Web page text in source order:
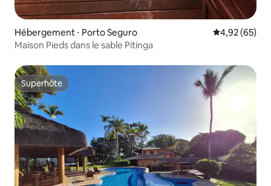
Hébergement ⋅ Porto Seguro Évaluation
4,92 (65)
Maison Pieds dans le sable Pitinga
Superhôte
Superhôte